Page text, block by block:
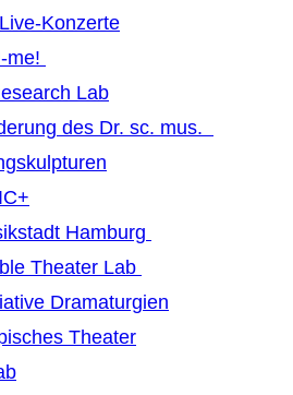
Konzerte
me!
Lab
des Dr. sc. mus.
Hamburg
Theater Lab
Dramaturgien
Theater